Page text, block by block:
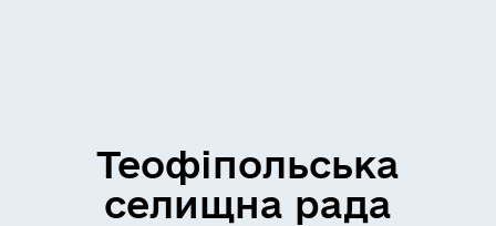
Теофіпольська
селищна рада